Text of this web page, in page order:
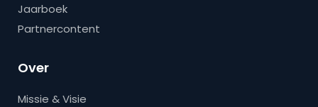
Jaarboek
Partnercontent
Over
Missie & Visie